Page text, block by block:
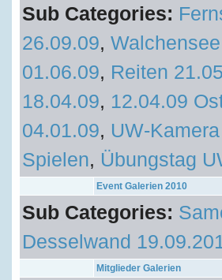
Sub Categories:
26.09.09,
01.06.09, Reiten
18.04.09, 12.04.09
04.01.09, UW-
Spielen, Übungstag
Event Galerien 2010
Sub Categories:
Desselwand
Mitglieder Galerien